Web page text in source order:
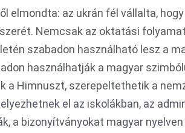
elmondta: az ukrán fél vállalta,
Nemcsak az oktatási
szabadon használható lesz a
használhatják a magyar
a Himnuszt, szerepeltethetik a
el az iskolákban, az
a bizonyítványokat magyar